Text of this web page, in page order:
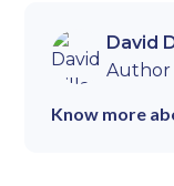
David
Author
Know more